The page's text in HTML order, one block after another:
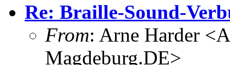
Re: Braille-Sound-
From: Arne Harder
Magdeburg.DE>